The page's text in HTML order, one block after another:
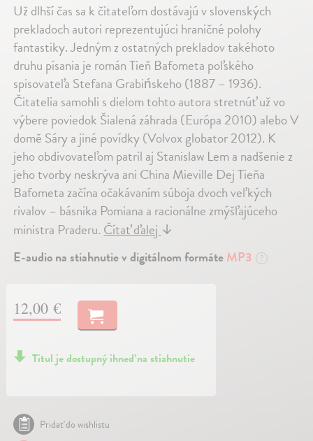
Už dlhší čas sa k čitateľom dostávajú v slovenských
prekladoch autori reprezentujúci hraničné polohy
fantastiky. Jedným z ostatných prekladov takéhoto
druhu písania je román Tieň Bafometa poľského
spisovateľa Stefana Grabińskeho (1887 – 1936).
Čitatelia samohli s dielom tohto autora stretnúť už vo
výbere poviedok Šialená záhrada (Európa 2010) alebo V
domě Sáry a jiné povídky (Volvox globator 2012). K
jeho obdivovateľom patril aj Stanislaw Lem a nadšenie z
jeho tvorby neskrýva ani China Mieville Dej Tieňa
Bafometa začína očakávaním súboja dvoch veľkých
rivalov – básnika Pomiana a racionálne zmýšľajúceho
ministra Praderu.Čítať ďalej↓
E-audio na stiahnutie v digitálnom formáteMP3 ?
12,00 €
Titul je dostupný ihneď na stiahnutie
Pridať do wishlistu